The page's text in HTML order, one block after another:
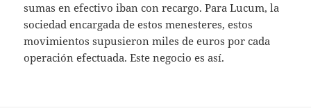
sumas en efectivo iban con recargo. Para Lucum, la
sociedad encargada de estos menesteres, estos
movimientos supusieron miles de euros por cada
operación efectuada. Este negocio es así.